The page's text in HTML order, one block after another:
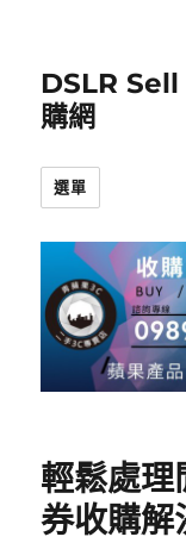
DSLR Sell
購網
選單
輕鬆處
券收購解